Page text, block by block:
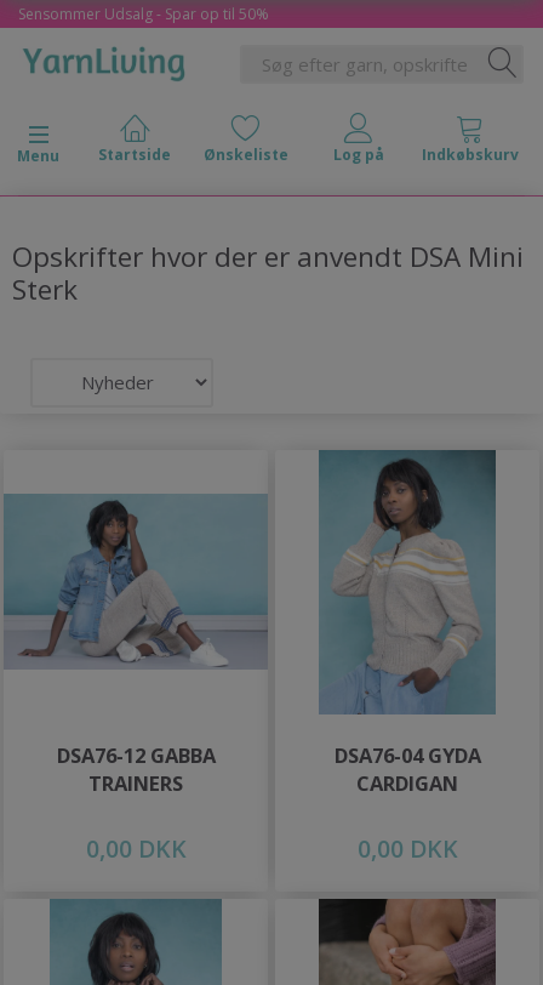
Sensommer Udsalg - Spar op til 50%
Skifte navigation
Menu
Opskrifter hvor der er anvendt DSA Mini
Sterk
DSA76-12 GABBA
TRAINERS
0,00 DKK
DSA76-04 GYDA
CARDIGAN
0,00 DKK